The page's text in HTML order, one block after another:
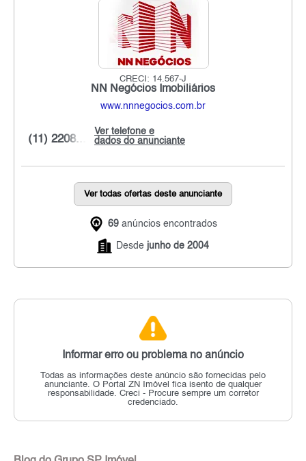
CRECI: 14.567-J
NN Negócios Imobiliários
www.nnnegocios.com.br
Ver telefone e
dados do anunciante
(11) 2208...
Ver todas ofertas deste anunciante
69 anúncios encontrados
Desde junho de 2004
Informar erro ou problema no anúncio
Todas as informações deste anúncio são fornecidas pelo
anunciante. O Portal ZN Imóvel fica isento de qualquer
responsabilidade. Creci - Procure sempre um corretor
credenciado.